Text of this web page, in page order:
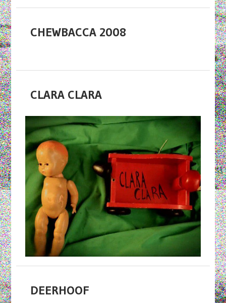
CHEWBACCA 2008
CLARA CLARA
DEERHOOF